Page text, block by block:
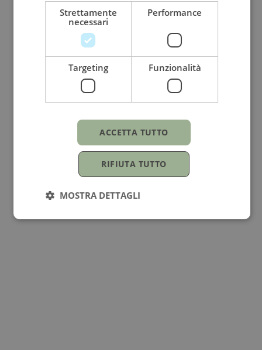
Oro bianco
Genere
Per lei
Vendibile
Strettamente
necessari
Performance
Targeting Funzionalità
ACCETTA TUTTO
RIFIUTA TUTTO
MOSTRA DETTAGLI